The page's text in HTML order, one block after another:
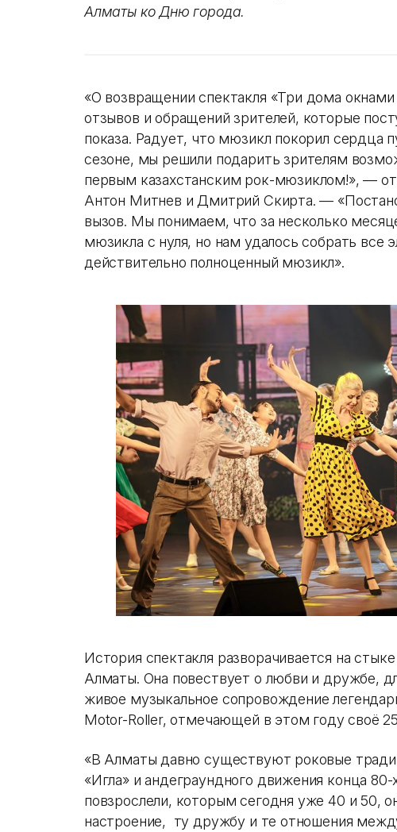
Алматы ко Дню города.
«О возвращении спектакля «Три дома
отзывов и обращений зрителей, которые
показа. Радует, что мюзикл покорил сердца
сезоне, мы решили подарить зрителям
первым казахстанским рок-мюзиклом!», —
Антон Митнев и Дмитрий Скирта. —
вызов. Мы понимаем, что за несколько
мюзикла с нуля, но нам удалось собрать все
действительно полноценный мюзикл».
История спектакля разворачивается на
Алматы. Она повествует о любви и дружбе,
живое музыкальное сопровождение
Motor-Roller, отмечающей в этом году своё
«В Алматы давно существуют роковые
«Игла» и андеграундного движения конца
повзрослели, которым сегодня уже 40 и 50,
настроение, ту дружбу и те отношения